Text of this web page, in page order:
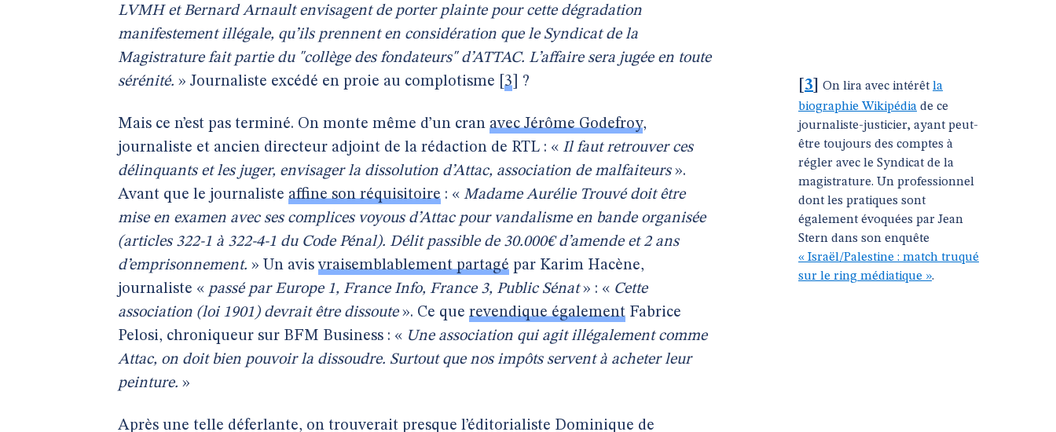
LVMH et Bernard Arnault envisagent de porter plainte pour cette dégradation
manifestement illégale, qu’ils prennent en considération que le Syndicat de la
Magistrature fait partie du "collège des fondateurs" d’ATTAC. L’affaire sera jugée en toute
sérénité. » Journaliste excédé en proie au complotisme 3 ?
Mais ce n’est pas terminé. On monte même d’un cran avec Jérôme Godefroy,
journaliste et ancien directeur adjoint de la rédaction de RTL : « Il faut retrouver ces
délinquants et les juger, envisager la dissolution d’Attac, association de malfaiteurs».
Avant que le journaliste affine son réquisitoire : « Madame Aurélie Trouvé doit être
mise en examen avec ses complices voyous d’Attac pour vandalisme en bande organisée
(articles 322-1 à 322-4-1 du Code Pénal). Délit passible de 30.000€ d’amende et 2 ans
d’emprisonnement. » Un avisvraisemblablement partagé par Karim Hacène,
journaliste « passé par Europe 1, France Info, France 3, Public Sénat» : « Cette
association (loi 1901) devrait être dissoute». Ce que revendique également Fabrice
Pelosi, chroniqueur sur BFM Business : « Une association qui agit illégalement comme
Attac, on doit bien pouvoir la dissoudre. Surtout que nos impôts servent à acheter leur
peinture. »
Après une telle déferlante, on trouverait presque l’éditorialiste Dominique de
3 On lira avec intérêt la
biographie Wikipédia de ce
journaliste-justicier, ayant peut-
être toujours des comptes à
régler avec le Syndicat de la
magistrature. Un professionnel
dont les pratiques sont
également évoquées par Jean
Stern dans son enquête
« Israël/Palestine : match truqué
sur le ring médiatique ».